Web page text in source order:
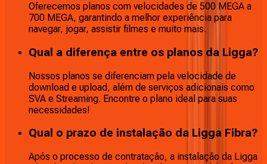
Oferecemos planos com velocidades de 500 MEGA a
700 MEGA, garantindo a melhor experiência para
navegar, jogar, assistir filmes e muito mais.
Qual a diferença entre os planos da Ligga?
Nossos planos se diferenciam pela velocidade de
download e upload, além de serviços adicionais como
SVA e Streaming. Encontre o plano ideal para suas
necessidades!
Qual o prazo de instalação da Ligga Fibra?
Após o processo de contratação, a instalação da Ligga